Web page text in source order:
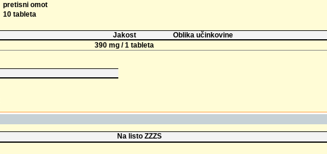
pretisni omot
10 tableta
Jakost
Oblika učinkovine
390 mg / 1 tableta
Na listo ZZZS